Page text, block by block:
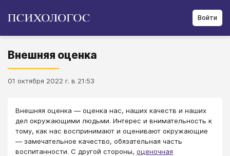
Войти
Внешняя оценка
01 октября 2022 г. в 21:53
Внешняя оценка — оценка нас, наших качеств и наших
дел окружающими людьми. Интерес и внимательность к
тому, как нас воспринимают и оценивают окружающие
— замечательное качество, обязательная часть
воспитанности. С другой стороны, оценочная